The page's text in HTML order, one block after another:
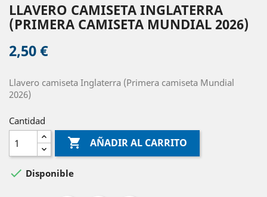
LLAVERO CAMISETA INGLATERRA
(PRIMERA CAMISETA MUNDIAL 2026)
2,50 €
Llavero camiseta Inglaterra (Primera camiseta Mundial
2026)
Cantidad
 AÑADIR AL CARRITO
 Disponible